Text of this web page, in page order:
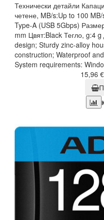
Технически детайли
четене, MB/s:Up to 100
Type-A (USB 5Gbps)
mm Цвят:Black Тегло, g:4
design; Sturdy zinc-alloy
construction; Waterproof
System requirements:
15,96